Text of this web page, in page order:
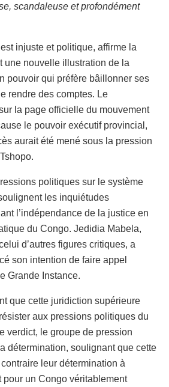
scandaleuse et profondément
injuste et politique, affirme la
une nouvelle illustration de la
pouvoir qui préfère bâillonner ses
rendre des comptes. Le
la page officielle du mouvement
le pouvoir exécutif provincial,
aurait été mené sous la pression
politiques sur le système
les inquiétudes
l’indépendance de la justice en
du Congo. Jedidia Mabela,
d’autres figures critiques, a
son intention de faire appel
Grande Instance.
que cette juridiction supérieure
aux pressions politiques du
verdict, le groupe de pression
détermination, soulignant que cette
leur détermination à
pour un Congo véritablement